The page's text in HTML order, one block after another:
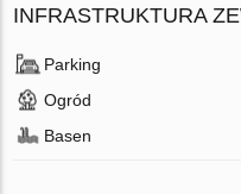
INFRASTRUKTURA
Parking
Ogród
Basen